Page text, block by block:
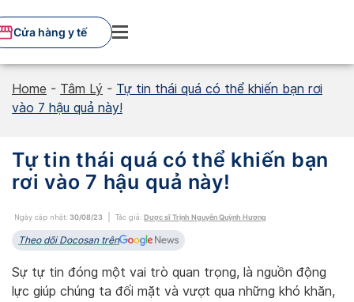
to
content
Cửa hàng y tế
Home - Tâm Lý - Tự tin thái quá có thể khiến bạn rơi
vào 7 hậu quả này!
Tự tin thái quá có thể khiến bạn
rơi vào 7 hậu quả này!
Ngày cập nhật: 30/08/23 Tác giả: Dược sĩ Trịnh Nguyễn Quỳnh Hương
Theo dõi Docosan trên
Sự tự tin đóng một vai trò quan trọng, là nguồn động
lực giúp chúng ta đối mặt và vượt qua những khó khăn,